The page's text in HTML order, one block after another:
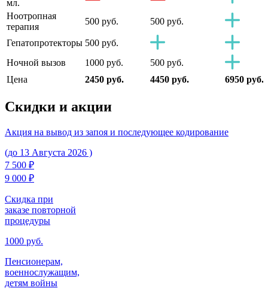
мл.
Ноотропная
терапия
500 руб. 500 руб.
Гепатопротекторы 500 руб.
Ночной вызов
1000 руб.
500 руб.
Цена
2450 руб. 4450 руб. 6950 руб.
Скидки и акции
Акция на вывод из запоя и последующее кодирование
(до 13 Августа 2026 )
7 500 ₽
9 000 ₽
Скидка при
заказе повторной
процедуры
1000 руб.
Пенсионерам,
военнослужащим,
детям войны